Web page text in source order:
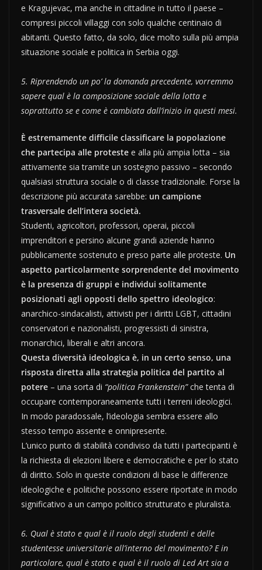
e Kragujevac, ma anche in cittadine in tutto il paese –
compresi piccoli villaggi con solo qualche centinaio di
abitanti. Questo fatto, da solo, dice molto sulla più ampia
situazione sociale e politica in Serbia oggi.
5. Riprendendo un po’ la domanda precedente, vorremmo
sapere qual è la composizione sociale della lotta e
soprattutto se e come è cambiata dall’inizio in questi mesi.
È estremamente difficile classificare la popolazione
che partecipa alle proteste e alla più ampia lotta – sia
attivamente sia tramite un sostegno passivo – secondo
qualsiasi struttura sociale o di classe tradizionale. Forse la
descrizione più accurata sarebbe: un campione
trasversale dell’intera società.
Studenti, agricoltori, professori, operai, piccoli
imprenditori e persino alcune grandi aziende hanno
pubblicamente sostenuto e preso parte alle proteste. Un
aspetto particolarmente sorprendente del movimento
è la presenza di gruppi e individui solitamente
posizionati agli opposti dello spettro ideologico:
anarchico-sindacalisti, attivisti per i diritti LGBT, cittadini
conservatori e nazionalisti, progressisti di sinistra,
monarchici, liberali e altri ancora.
Questa diversità ideologica è, in un certo senso, una
risposta diretta alla strategia politica del partito al
potere – una sorta di “politica Frankenstein”che tenta di
occupare contemporaneamente tutti i terreni ideologici.
In modo paradossale, l’ideologia sembra essere allo
stesso tempo assente e onnipresente.
L’unico punto di stabilità condiviso da tutti i partecipanti è
la richiesta di elezioni libere e democratiche e per lo stato
di diritto. Solo in queste condizioni di base le differenze
ideologiche e politiche possono essere riportate in modo
significativo a un campo politico strutturato e pluralista.
6. Qual è stato e qual è il ruolo degli studenti e delle
studentesse universitarie all’interno del movimento? E in
particolare, qual è stato e qual è il ruolo di Led Art sia a